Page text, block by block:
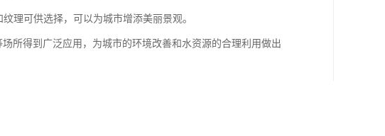
理可供选择，可以为城市增添美丽景观。
所得到广泛应用，为城市的环境改善和水资源的合理利用做出